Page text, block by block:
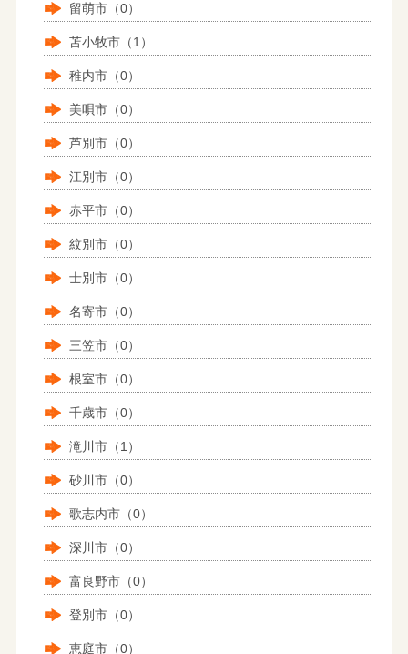
留萌市（0）
苫小牧市（1）
稚内市（0）
美唄市（0）
芦別市（0）
江別市（0）
赤平市（0）
紋別市（0）
士別市（0）
名寄市（0）
三笠市（0）
根室市（0）
千歳市（0）
滝川市（1）
砂川市（0）
歌志内市（0）
深川市（0）
富良野市（0）
登別市（0）
恵庭市（0）